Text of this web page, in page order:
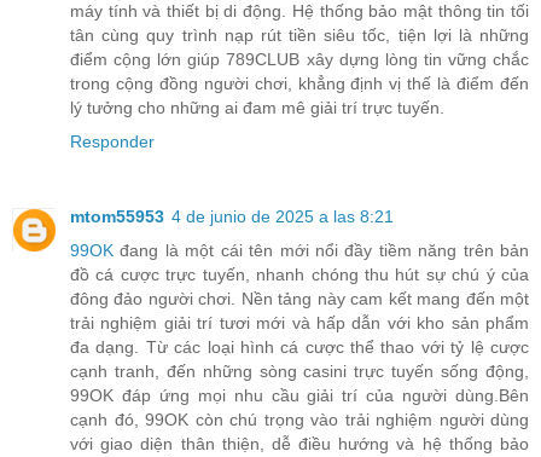
máy tính và thiết bị di động. Hệ thống bảo mật thông tin tối
tân cùng quy trình nạp rút tiền siêu tốc, tiện lợi là những
điểm cộng lớn giúp 789CLUB xây dựng lòng tin vững chắc
trong cộng đồng người chơi, khẳng định vị thế là điểm đến
lý tưởng cho những ai đam mê giải trí trực tuyến.
Responder
mtom55953 4 de junio de 2025 a las 8:21
99OK đang là một cái tên mới nổi đầy tiềm năng trên bản
đồ cá cược trực tuyến, nhanh chóng thu hút sự chú ý của
đông đảo người chơi. Nền tảng này cam kết mang đến một
trải nghiệm giải trí tươi mới và hấp dẫn với kho sản phẩm
đa dạng. Từ các loại hình cá cược thể thao với tỷ lệ cược
cạnh tranh, đến những sòng casini trực tuyến sống động,
99OK đáp ứng mọi nhu cầu giải trí của người dùng.Bên
cạnh đó, 99OK còn chú trọng vào trải nghiệm người dùng
với giao diện thân thiện, dễ điều hướng và hệ thống bảo